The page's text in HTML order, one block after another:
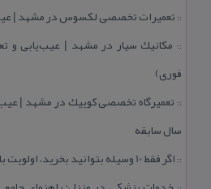
:: تعمیرات تخصصی لكسوس در مشهد |
:: مكانیك سیار در مشهد | عیب‌یابی
فوری)
::
سال سابقه
:: اگر فقط 10 وسیله بتوانید بخرید، اولویت با كدام تجهیزات است؟